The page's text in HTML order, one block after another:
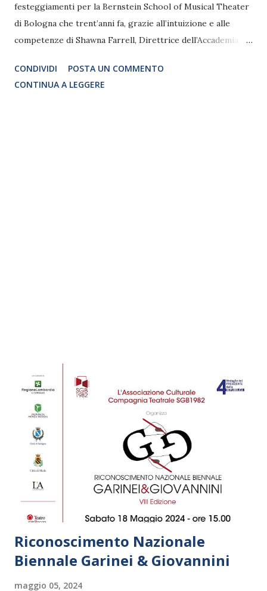
festeggiamenti per la Bernstein School of Musical Theater
di Bologna che trent’anni fa, grazie all’intuizione e alle
competenze di Shawna Farrell, Direttrice dell’Accademia, e
dedicata ad allievi che volevano entrare nel mondo delle arti
performative, aprendo la strada a un genere fino ad allora
CONDIVIDI
POSTA UN COMMENTO
CONTINUA A LEGGERE
Riconoscimento Nazionale
Biennale Garinei & Giovannini
maggio 05, 2024